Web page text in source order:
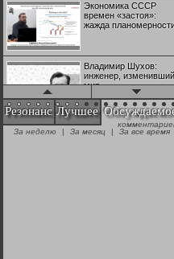
Экономика СССР
времен «застоя»:
жажда
Владимир Шухов:
инженер, изменивший
мир
"Аркадий Коц" на
эгалите-фесте "Не
Резонанс Лучшее
За неделю
| За месяц | За все время